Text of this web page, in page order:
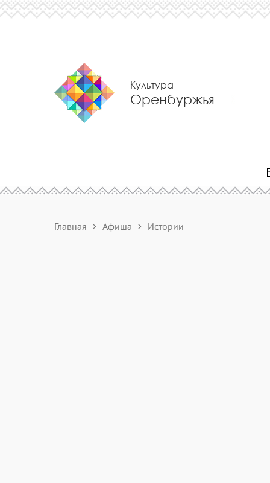
Культура
Оренбуржья
Главная Афиша Истории